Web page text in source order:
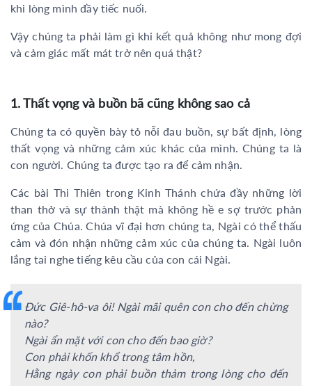
khi lòng mình đầy tiếc nuối.
Vậy chúng ta phải làm gì khi kết quả không như mong đợi
và cảm giác mất mát trở nên quá thật?
1. Thất vọng và buồn bã cũng không sao cả
Chúng ta có quyền bày tỏ nỗi đau buồn, sự bất định, lòng
thất vọng và những cảm xúc khác của mình. Chúng ta là
con người. Chúng ta được tạo ra để cảm nhận.
Các bài Thi Thiên trong Kinh Thánh chứa đầy những lời
than thở và sự thành thật mà không hề e sợ trước phản
ứng của Chúa. Chúa vĩ đại hơn chúng ta, Ngài có thể thấu
cảm và đón nhận những cảm xúc của chúng ta. Ngài luôn
lắng tai nghe tiếng kêu cầu của con cái Ngài.
Đức Giê-hô-va ôi! Ngài mãi quên con cho đến chừng
nào?
Ngài ẩn mặt với con cho đến bao giờ?
Con phải khốn khổ trong tâm hồn,
Hằng ngày con phải buồn thảm trong lòng cho đến